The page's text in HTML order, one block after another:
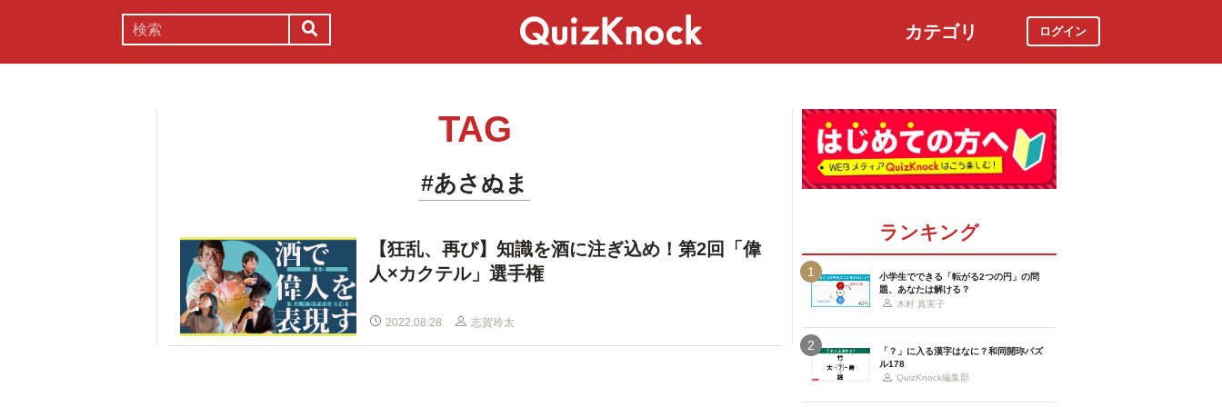
カテゴリ ログイン
TAG
#あさぬま
【狂乱、再び】知識を酒に注ぎ込め！第2回「偉
人×カクテル」選手権
2022.08.28 志賀玲太
ランキング
1
小学生でできる「転がる2つの円」の問
題、あなたは解ける？
木村 真実子
2
「？」に入る漢字はなに？和同開珎パズ
ル178
QuizKnock編集部